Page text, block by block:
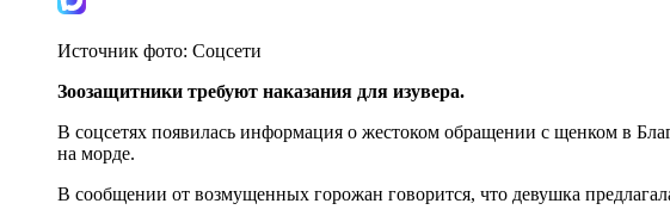
Источник фото: Соцсети
Зоозащитники требуют наказания для изувера.
В соцсетях появилась информация о жестоком обращении с щенком в
на морде.
В сообщении от возмущенных горожан говорится, что девушка